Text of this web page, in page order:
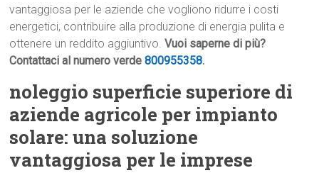
vantaggiosa per le aziende che vogliono ridurre i costi
energetici, contribuire alla produzione di energia pulita e
ottenere un reddito aggiuntivo.Vuoi saperne di più?
Contattaci al numero verde800955358.
noleggio superficie superiore di
aziende agricole per impianto
solare: una soluzione
vantaggiosa per le imprese